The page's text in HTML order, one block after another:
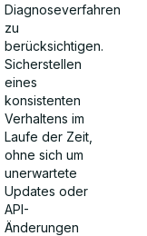
Diagnoseverfahren
zu
berücksichtigen.
Sicherstellen
eines
konsistenten
Verhaltens im
Laufe der Zeit,
ohne sich um
unerwartete
Updates oder
API-
Änderungen